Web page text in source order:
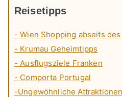
Reisetipps
- Wien Shopping abseits
- Krumau Geheimtipps
- Ausflugsziele Franken
- Comporta Portugal
-Ungewöhnliche